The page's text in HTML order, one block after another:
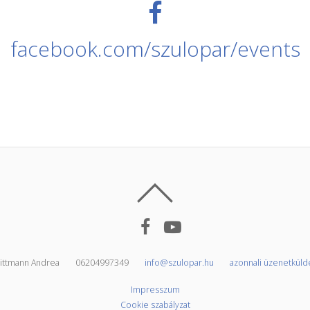
facebook.com/szulopar/events
Andrea 06204997349 info@szulopar.hu azonnali
Impresszum
Cookie szabályzat